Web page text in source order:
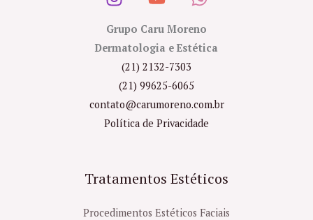
Grupo Caru Moreno
Dermatologia e Estética
(21) 2132-7303
(21) 99625-6065
contato@carumoreno.com.br
Política de Privacidade
Tratamentos Estéticos
Procedimentos Estéticos Faciais